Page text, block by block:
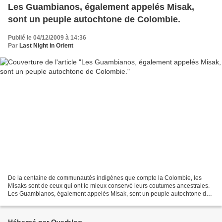
Les Guambianos, également appelés Misak,
sont un peuple autochtone de Colombie.
Publié le 04/12/2009 à 14:36
Par Last Night in Orient
De la centaine de communautés indigènes que compte la Colombie, les
Misaks sont de ceux qui ont le mieux conservé leurs coutumes ancestrales.
Les Guambianos, également appelés Misak, sont un peuple autochtone de